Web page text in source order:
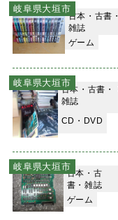
岐阜県大垣市
古本・古書・
雑誌
ゲーム
岐阜県大垣市
古本・古書・
雑誌
CD・DVD
岐阜県大垣市
古本・古
書・雑誌
ゲーム